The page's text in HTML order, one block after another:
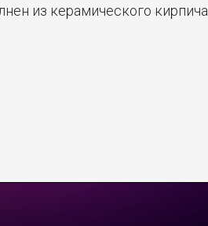
из керамического кирпича